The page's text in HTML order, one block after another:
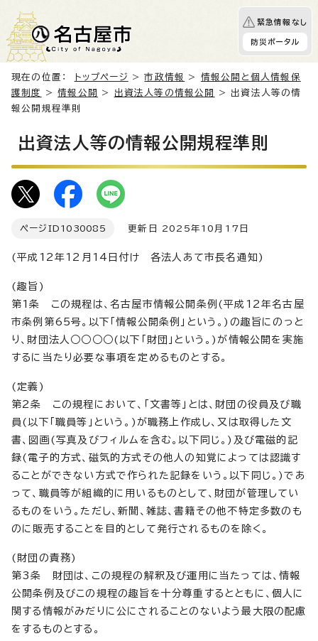
緊急情報なし
防災ポータル
現在の位置： トップページ >市政情報 > 情報公開と個人情報保
護制度
>情報公開 > 出資法人等の情報公開
> 出資法人等の情
報公開規程準則
出資法人等の情報公開規程準則
ページID 1030085 更新日 2025年10月17日
(平成12年12月14日付け 各法人あて市長名通知)
(趣旨)
第1条 この規程は、名古屋市情報公開条例(平成12年名古屋
市条例第65号。以下「情報公開条例」という。)の趣旨にのっと
り、財団法人○○○○(以下「財団」という。)が情報公開を実施
するに当たり必要な事項を定めるものとする。
(定義)
第2条 この規程において、「文書等」とは、財団の役員及び職
員(以下「職員等」という。)が職務上作成し、又は取得した文
書、図画(写真及びフィルムを含む。以下同じ。)及び電磁的記
録(電子的方式、磁気的方式その他人の知覚によっては認識す
ることができない方式で作られた記録をいう。以下同じ。)であ
って、職員等が組織的に用いるものとして、財団が管理してい
るものをいう。ただし、新聞、雑誌、書籍その他不特定多数のも
のに販売することを目的として発行されるものを除く。
(財団の責務)
第3条 財団は、この規程の解釈及び運用に当たっては、情報
公開条例及びこの規程の趣旨を十分尊重するとともに、個人に
関する情報がみだりに公にされることのないよう最大限の配慮
をするものとする。